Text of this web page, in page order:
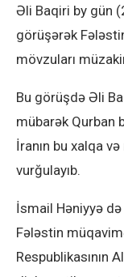
Əli Baqiri by gün
görüşərək
mövzuları
Bu görüşdə Əli
mübarək Qurban
İranın bu xalqa
vurğulayıb.
İsmail Həniyyə
Fələstin
Respublikasının